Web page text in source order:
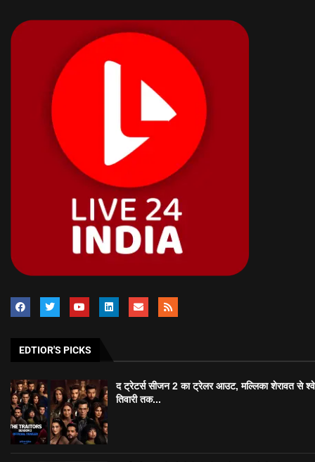
EDTIOR'S PICKS
द ट्रेटर्स सीजन 2 का ट्रेलर आउट, मल्लिका शेरावत से
तिवारी तक...